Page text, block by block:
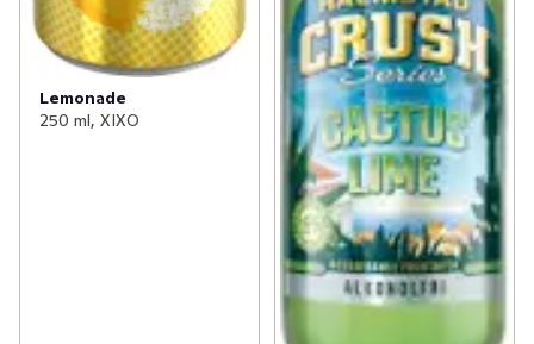
Lemonade
250 ml, XIXO